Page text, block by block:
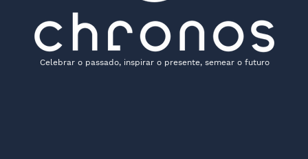
Celebrar o passado, inspirar o presente, semear o futuro